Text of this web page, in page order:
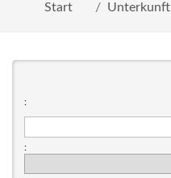
Start Unterkunft
:
: